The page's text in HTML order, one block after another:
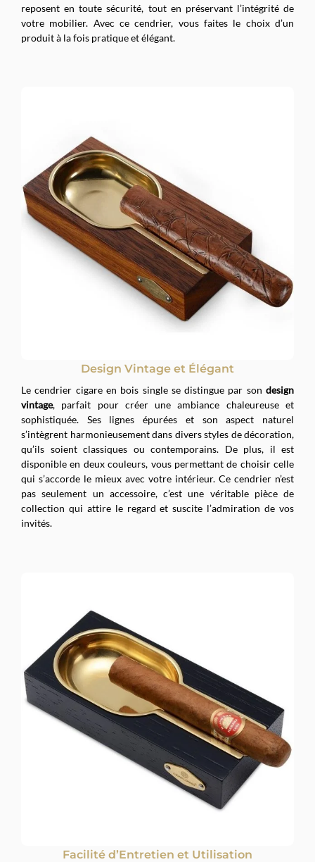
reposent en toute sécurité, tout en préservant l’intégrité de
votre mobilier. Avec ce cendrier, vous faites le choix d’un
produit à la fois pratique et élégant.
Design Vintage et Élégant
Le cendrier cigare en bois single se distingue par son design
vintage, parfait pour créer une ambiance chaleureuse et
sophistiquée. Ses lignes épurées et son aspect naturel
s’intègrent harmonieusement dans divers styles de décoration,
qu’ils soient classiques ou contemporains. De plus, il est
disponible en deux couleurs, vous permettant de choisir celle
qui s’accorde le mieux avec votre intérieur. Ce cendrier n’est
pas seulement un accessoire, c’est une véritable pièce de
collection qui attire le regard et suscite l’admiration de vos
invités.
Facilité d’Entretien et Utilisation